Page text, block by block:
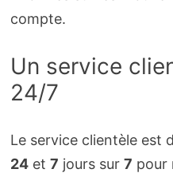
compte.
Un service
24/7
Le service clientèle est
24et 7 jours sur 7 pour